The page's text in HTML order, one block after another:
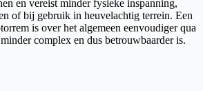
en vereist minder fysieke inspanning,
of bij gebruik in heuvelachtig terrein. Een
is over het algemeen eenvoudiger qua
complex en dus betrouwbaarder is.